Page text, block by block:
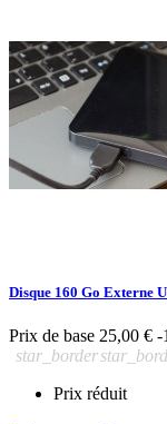
Disque 160 Go Externe
Prix de base 25,00 € -
star_border
Prix réduit